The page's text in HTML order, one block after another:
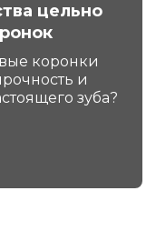
цельно
коронки
и
зуба?